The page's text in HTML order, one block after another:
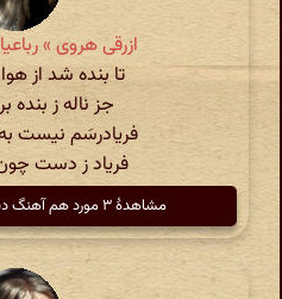
ازرقی هروی »
تا بنده شد از
جز ناله ز بنده
فریادرسَم نیست
فریاد ز دست
مشاهدهٔ ۳ مورد هم آهنگ دیگر از ازرقی هروی